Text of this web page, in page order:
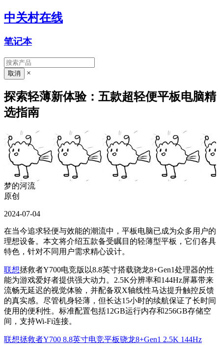
中关村在线
笔记本
×
探索轻薄新体验：五款超轻便平板电脑精
选指南
梦的河流
原创
2024-07-04
在当今追求轻便与效能的潮流中，平板电脑已成为众多用户的
理想设备。本文将介绍五款备受瞩目的轻薄型平板，它们各具
特色，针对不同用户需求精心设计。
联想拯救者Y700电竞版以8.8英寸搭载骁龙8+Gen1处理器的性
能为游戏爱好者提供强大动力。2.5K分辨率和144Hz屏幕带来
流畅无延迟的视觉体验，并配备双X轴线性马达提升触控反馈
的真实感。尽管机身轻薄，但长达15小时的续航保证了长时间
使用的便利性。标准配置包括12GB运行内存和256GB存储空
间，支持Wi-Fi连接。
联想拯救者Y700 8.8英寸电竞平板骁龙8+Gen1 2.5K 144Hz